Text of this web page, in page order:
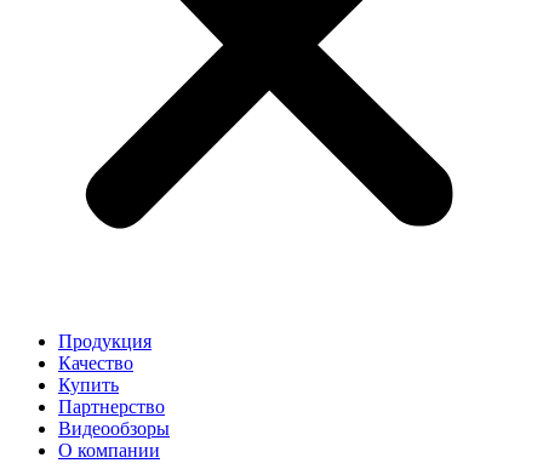
Продукция
Качество
Купить
Партнерство
Видеообзоры
О компании